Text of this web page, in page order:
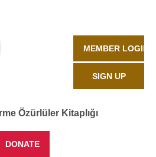
Özürlüler Kitaplığı
DONATE
MEMBER LOGIN
SIGN UP